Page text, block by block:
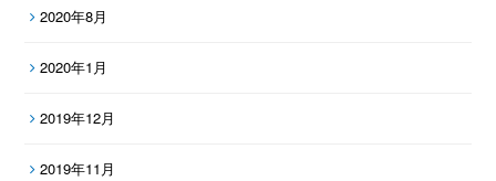
2020年8月
2020年1月
2019年12月
2019年11月